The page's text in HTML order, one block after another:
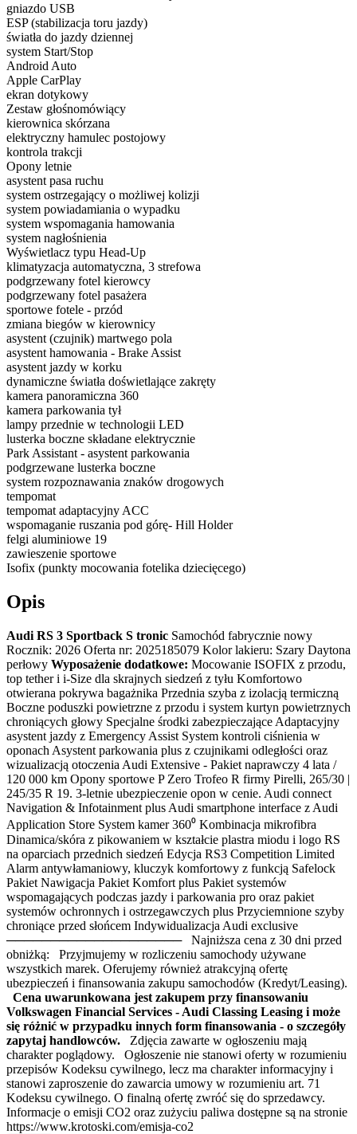
gniazdo USB
ESP (stabilizacja toru jazdy)
światła do jazdy dziennej
system Start/Stop
Android Auto
Apple CarPlay
ekran dotykowy
Zestaw głośnomówiący
kierownica skórzana
elektryczny hamulec postojowy
kontrola trakcji
Opony letnie
asystent pasa ruchu
system ostrzegający o możliwej kolizji
system powiadamiania o wypadku
system wspomagania hamowania
system nagłośnienia
Wyświetlacz typu Head-Up
klimatyzacja automatyczna, 3 strefowa
podgrzewany fotel kierowcy
podgrzewany fotel pasażera
sportowe fotele - przód
zmiana biegów w kierownicy
asystent (czujnik) martwego pola
asystent hamowania - Brake Assist
asystent jazdy w korku
dynamiczne światła doświetlające zakręty
kamera panoramiczna 360
kamera parkowania tył
lampy przednie w technologii LED
lusterka boczne składane elektrycznie
Park Assistant - asystent parkowania
podgrzewane lusterka boczne
system rozpoznawania znaków drogowych
tempomat
tempomat adaptacyjny ACC
wspomaganie ruszania pod górę- Hill Holder
felgi aluminiowe 19
zawieszenie sportowe
Isofix (punkty mocowania fotelika dziecięcego)
Opis
Audi RS 3 Sportback S tronic Samochód fabrycznie nowy
Rocznik: 2026 Oferta nr: 2025185079 Kolor lakieru: Szary Daytona
perłowy Wyposażenie dodatkowe: Mocowanie ISOFIX z przodu,
top tether i i-Size dla skrajnych siedzeń z tyłu Komfortowo
otwierana pokrywa bagażnika Przednia szyba z izolacją termiczną
Boczne poduszki powietrzne z przodu i system kurtyn powietrznych
chroniących głowy Specjalne środki zabezpieczające Adaptacyjny
asystent jazdy z Emergency Assist System kontroli ciśnienia w
oponach Asystent parkowania plus z czujnikami odległości oraz
wizualizacją otoczenia Audi Extensive - Pakiet naprawczy 4 lata /
120 000 km Opony sportowe P Zero Trofeo R firmy Pirelli, 265/30 |
245/35 R 19. 3-letnie ubezpieczenie opon w cenie. Audi connect
Navigation & Infotainment plus Audi smartphone interface z Audi
Application Store System kamer 360⁰ Kombinacja mikrofibra
Dinamica/skóra z pikowaniem w kształcie plastra miodu i logo RS
na oparciach przednich siedzeń Edycja RS3 Competition Limited
Alarm antywłamaniowy, kluczyk komfortowy z funkcją Safelock
Pakiet Nawigacja Pakiet Komfort plus Pakiet systemów
wspomagających podczas jazdy i parkowania pro oraz pakiet
systemów ochronnych i ostrzegawczych plus Przyciemnione szyby
chroniące przed słońcem Indywidualizacja Audi exclusive
──────────────────── Najniższa cena z 30 dni przed
obniżką: Przyjmujemy w rozliczeniu samochody używane
wszystkich marek. Oferujemy również atrakcyjną ofertę
ubezpieczeń i finansowania zakupu samochodów (Kredyt/Leasing).
Cena uwarunkowana jest zakupem przy finansowaniu
Volkswagen Financial Services - Audi Classing Leasing i może
się różnić w przypadku innych form finansowania - o szczegóły
zapytaj handlowców. Zdjęcia zawarte w ogłoszeniu mają
charakter poglądowy. Ogłoszenie nie stanowi oferty w rozumieniu
przepisów Kodeksu cywilnego, lecz ma charakter informacyjny i
stanowi zaproszenie do zawarcia umowy w rozumieniu art. 71
Kodeksu cywilnego. O finalną ofertę zwróć się do sprzedawcy.
Informacje o emisji CO2 oraz zużyciu paliwa dostępne są na stronie
https://www.krotoski.com/emisja-co2